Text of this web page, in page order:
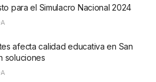
para el Simulacro Nacional 2024
afecta calidad educativa en San
soluciones